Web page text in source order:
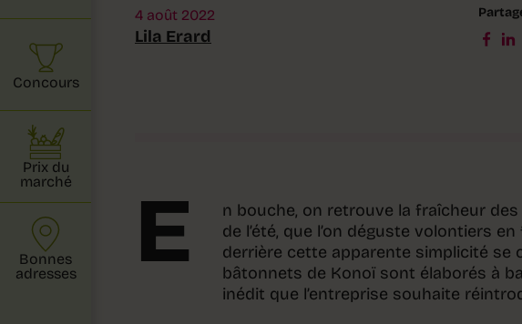
4 août 2022
Lila Erard
E
n bouche, on retrouve la fraîcheur
de l’été, que l’on déguste volontiers
derrière cette apparente simplicité se
bâtonnets de Konoï sont élaborés à
inédit que l’entreprise souhaite
Concours
Prix du
marché
Bonnes
adresses